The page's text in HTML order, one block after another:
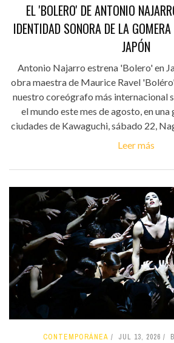
EL 'BOLERO' DE ANTONIO
IDENTIDAD SONORA DE LA
JAPÓN
Antonio Najarro estrena 'Bolero' en
obra maestra de Maurice Ravel
nuestro coreógrafo más internacional
el mundo este mes de agosto, en
ciudades de Kawaguchi, sábado 22,
Leer más
CONTEMPORÁNEA JUL 13, 2026